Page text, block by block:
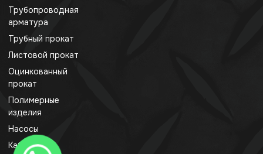
Трубопроводная
арматура
Трубный прокат
Листовой прокат
Оцинкованный
прокат
Полимерные
изделия
Насосы
Кабель